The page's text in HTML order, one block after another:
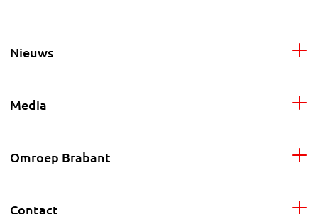
Nieuws
Media
Omroep Brabant
Contact